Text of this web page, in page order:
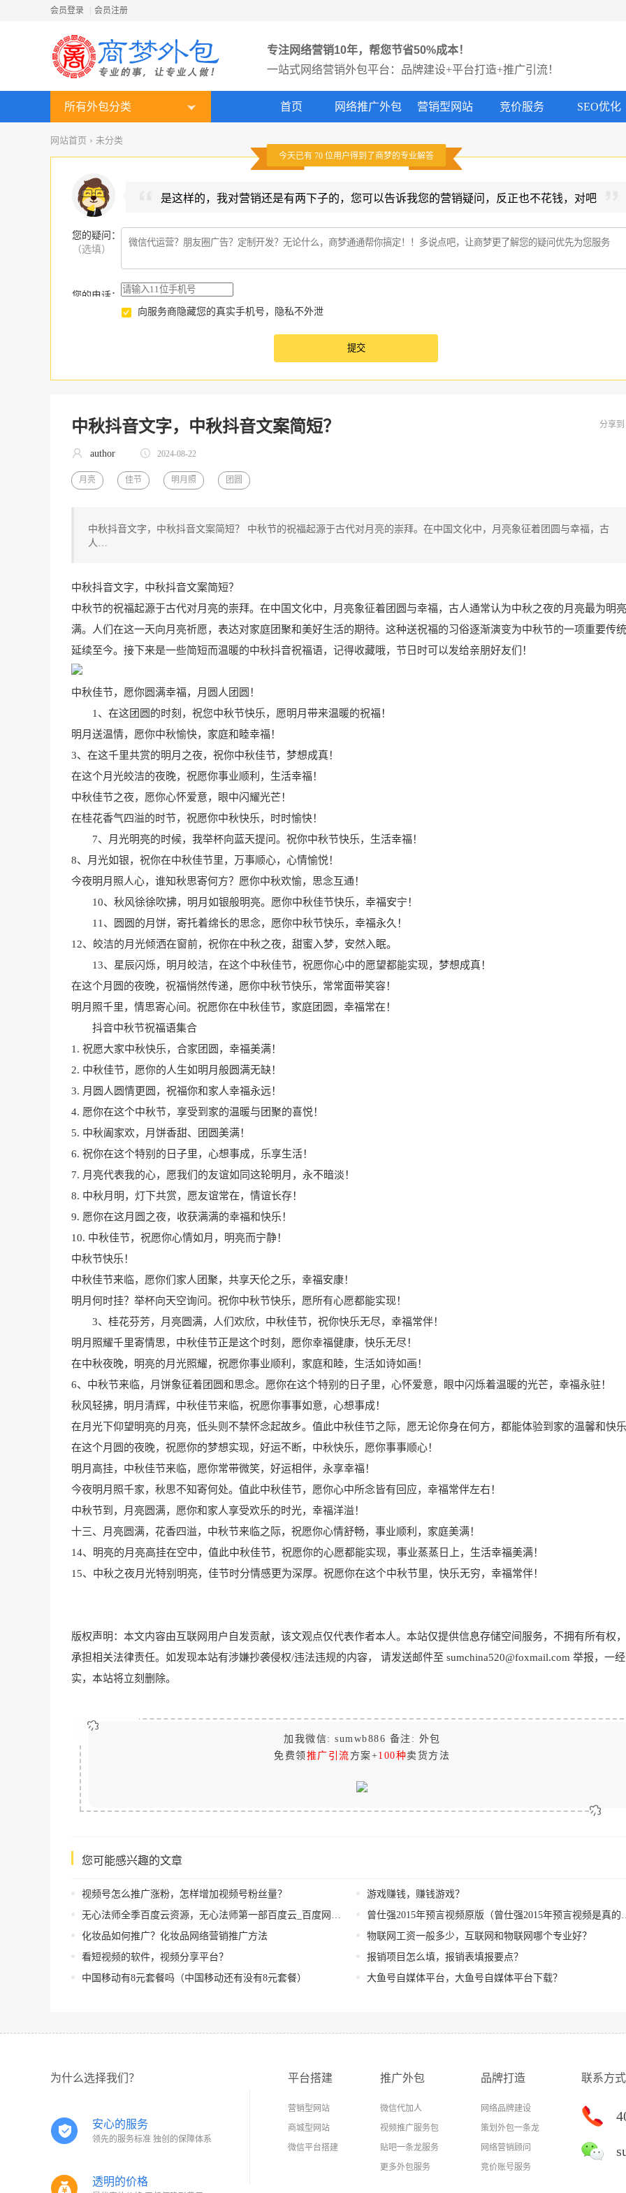
会员登录 会员注册
专注网络营销10年，帮您节省50%成本！
一站式网络营销外包平台：品牌建设+平台打造+推广引流！
所有外包分类 首页 网络推广外包 营销型网站 竞价服务 SEO优化
网站首页 › 未分类
今天已有 70位用户得到了商梦的专业解答
是这样的，我对营销还是有两下子的，您可以告诉我您的营销疑问，反正也不花钱，对吧
您的疑问
（选填）
：
您的电话：
向服务商隐藏您的真实手机号，隐私不外泄
中秋抖音文字，中秋抖音文案简短？ 分享到
author 2024-08-22
月亮 佳节 明月照 团圆
中秋抖音文字，中秋抖音文案简短？ 中秋节的祝福起源于古代对月亮的崇拜。在中国文化中，月亮象征着团圆与幸福，古
人…
中秋抖音文字，中秋抖音文案简短？
中秋节的祝福起源于古代对月亮的崇拜。在中国文化中，月亮象征着团圆与幸福，古人通常认为中秋之夜的月亮最为明
满。人们在这一天向月亮祈愿，表达对家庭团聚和美好生活的期待。这种送祝福的习俗逐渐演变为中秋节的一项重要传
延续至今。接下来是一些简短而温暖的中秋抖音祝福语，记得收藏哦，节日时可以发给亲朋好友们！
中秋佳节，愿你圆满幸福，月圆人团圆！
1、在这团圆的时刻，祝您中秋节快乐，愿明月带来温暖的祝福！
明月送温情，愿你中秋愉快，家庭和睦幸福！
3、在这千里共赏的明月之夜，祝你中秋佳节，梦想成真！
在这个月光皎洁的夜晚，祝愿你事业顺利，生活幸福！
中秋佳节之夜，愿你心怀爱意，眼中闪耀光芒！
在桂花香气四溢的时节，祝愿你中秋快乐，时时愉快！
7、月光明亮的时候，我举杯向蓝天提问。祝你中秋节快乐，生活幸福！
8、月光如银，祝你在中秋佳节里，万事顺心，心情愉悦！
今夜明月照人心，谁知秋思寄何方？愿你中秋欢愉，思念互通！
10、秋风徐徐吹拂，明月如银般明亮。愿你中秋佳节快乐，幸福安宁！
11、圆圆的月饼，寄托着绵长的思念，愿你中秋节快乐，幸福永久！
12、皎洁的月光倾洒在窗前，祝你在中秋之夜，甜蜜入梦，安然入眠。
13、星辰闪烁，明月皎洁，在这个中秋佳节，祝愿你心中的愿望都能实现，梦想成真！
在这个月圆的夜晚，祝福悄然传递，愿你中秋节快乐，常常面带笑容！
明月照千里，情思寄心间。祝愿你在中秋佳节，家庭团圆，幸福常在！
抖音中秋节祝福语集合
1. 祝愿大家中秋快乐，合家团圆，幸福美满！
2. 中秋佳节，愿你的人生如明月般圆满无缺！
3. 月圆人圆情更圆，祝福你和家人幸福永远！
4. 愿你在这个中秋节，享受到家的温暖与团聚的喜悦！
5. 中秋阖家欢，月饼香甜、团圆美满！
6. 祝你在这个特别的日子里，心想事成，乐享生活！
7. 月亮代表我的心，愿我们的友谊如同这轮明月，永不暗淡！
8. 中秋月明，灯下共赏，愿友谊常在，情谊长存！
9. 愿你在这月圆之夜，收获满满的幸福和快乐！
10. 中秋佳节，祝愿你心情如月，明亮而宁静！
中秋节快乐！
中秋佳节来临，愿你们家人团聚，共享天伦之乐，幸福安康！
明月何时挂？举杯向天空询问。祝你中秋节快乐，愿所有心愿都能实现！
3、桂花芬芳，月亮圆满，人们欢欣，中秋佳节，祝你快乐无尽，幸福常伴！
明月照耀千里寄情思，中秋佳节正是这个时刻，愿你幸福健康，快乐无尽！
在中秋夜晚，明亮的月光照耀，祝愿你事业顺利，家庭和睦，生活如诗如画！
6、中秋节来临，月饼象征着团圆和思念。愿你在这个特别的日子里，心怀爱意，眼中闪烁着温暖的光芒，幸福永驻！
秋风轻拂，明月清辉，中秋佳节来临，祝愿你事事如意，心想事成！
在月光下仰望明亮的月亮，低头则不禁怀念起故乡。值此中秋佳节之际，愿无论你身在何方，都能体验到家的温馨和快
在这个月圆的夜晚，祝愿你的梦想实现，好运不断，中秋快乐，愿你事事顺心！
明月高挂，中秋佳节来临，愿你常带微笑，好运相伴，永享幸福！
今夜明月照千家，秋思不知寄何处。值此中秋佳节，愿你心中所念皆有回应，幸福常伴左右！
中秋节到，月亮圆满，愿你和家人享受欢乐的时光，幸福洋溢！
十三、月亮圆满，花香四溢，中秋节来临之际，祝愿你心情舒畅，事业顺利，家庭美满！
14、明亮的月亮高挂在空中，值此中秋佳节，祝愿你的心愿都能实现，事业蒸蒸日上，生活幸福美满！
15、中秋之夜月光特别明亮，佳节时分情感更为深厚。祝愿你在这个中秋节里，快乐无穷，幸福常伴！
版权声明：本文内容由互联网用户自发贡献，该文观点仅代表作者本人。本站仅提供信息存储空间服务，不拥有所有权
承担相关法律责任。如发现本站有涉嫌抄袭侵权/违法违规的内容， 请发送邮件至 sumchina520@foxmail.com 举报，一
实，本站将立刻删除。
加我微信: sumwb886 备注: 外包
免费领 推广引流 方案+100种卖货方法
您可能感兴趣的文章
视频号怎么推广涨粉，怎样增加视频号粉丝量？
无心法师全季百度云资源，无心法师第一部百度云_百度网盘？
化妆品如何推广？化妆品网络营销推广方法
看短视频的软件，视频分享平台？
中国移动有8元套餐吗（中国移动还有没有8元套餐）
游戏赚钱，赚钱游戏？
曾仕强2015年预言视频原版（曾仕强2015年预言视频是真的吗）
物联网工资一般多少，互联网和物联网哪个专业好？
报销项目怎么填，报销表填报要点？
大鱼号自媒体平台，大鱼号自媒体平台下载？
为什么选择我们？
安心的服务
领先的服务标准 独创的保障体系
透明的价格
平台搭建
营销型网站
商城型网站
微信平台搭建
推广外包
微信代加人
视频推广服务包
贴吧一条龙服务
更多外包服务
品牌打造
网络品牌建设
策划外包一条龙
网络营销顾问
竞价账号服务
联系方式